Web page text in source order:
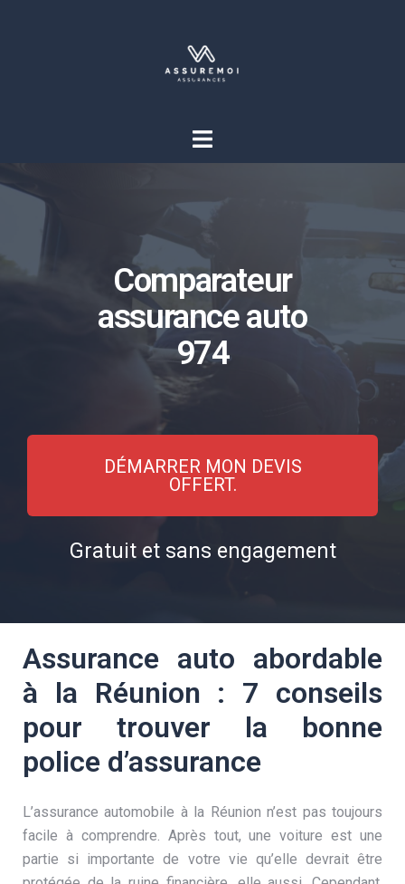
Comparateur
assurance auto
974
DÉMARRER MON DEVIS
OFFERT.
Gratuit et sans engagement
Assurance auto abordable
à la Réunion : 7 conseils
pour trouver la bonne
police d’assurance
L’assurance automobile à la Réunion n’est pas toujours
facile à comprendre. Après tout, une voiture est une
partie si importante de votre vie qu’elle devrait être